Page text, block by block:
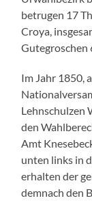
betrugen 17
Croya,
Gutegroschen
Im Jahr 1850,
Lehnschulzen
den
Amt
unten links in
erhalten der
demnach den